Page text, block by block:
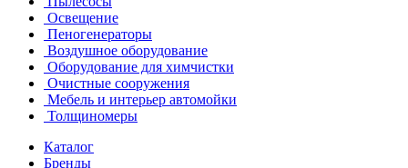
Освещение
Пеногенераторы
Воздушное оборудование
Оборудование для химчистки
Очистные сооружения
Мебель и интерьер автомойки
Толщиномеры
Каталог
Бренды